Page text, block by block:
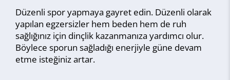
Düzenli spor yapmaya gayret edin. Düzenli olarak
yapılan egzersizler hem beden hem de ruh
sağlığınız için dinçlik kazanmanıza yardımcı olur.
Böylece sporun sağladığı enerjiyle güne devam
etme isteğiniz artar.